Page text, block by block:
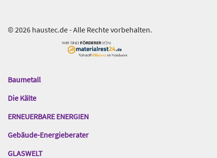
© 2026 haustec.de - Alle Rechte vorbehalten.
Das
Gentner
Baumetall
Die Kälte
ERNEUERBARE ENERGIEN
Gebäude-Energieberater
GLASWELT